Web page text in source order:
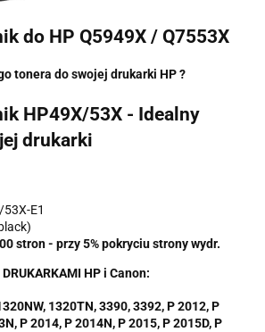
do HP Q5949X / Q7553X
tonera do swojej drukarki HP ?
HP49X/53X - Idealny
drukarki
E1
stron - przy 5% pokryciu strony wydr.
HP i Canon:
1320TN, 3390, 3392, P 2012, P
P 2014, P 2014N, P 2015, P 2015D, P